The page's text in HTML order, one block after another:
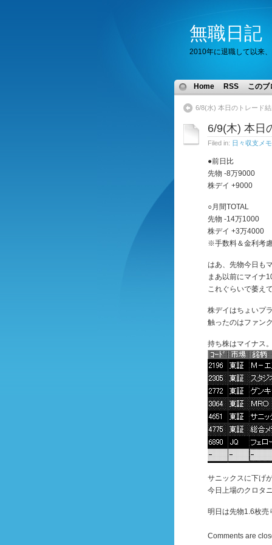
無職日記
2010年に退職して以来
Home RSS このブ
6/8(水) 本日のトレード
6/9(木) 本日
Filed in: 日々収支メモ
●前日比
先物 -8万9000
株デイ +9000
○月間TOTAL
先物 -14万1000
株デイ +3万4000
※手数料＆金利考
はあ、先物今日も
まあ以前にマイナ
これぐらいで萎え
株デイはちょいプ
触ったのはファン
持ち株はマイナス。
サニックスに下げ
今日上場のクロタ
明日は先物1.6枚売
Comments are